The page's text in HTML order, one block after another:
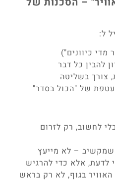
ל:
כיוונים")
להבין כל דבר
צורך בשליטה
של "הכול בסדר"
לחשוב, רק לזרום
– לא מייעץ
אלא כדי להרגיש
בגוף, לא רק בראש